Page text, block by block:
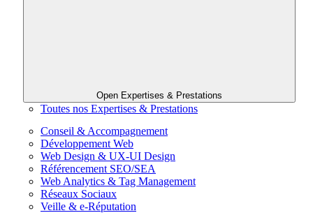
Open Expertises & Prestations
Toutes nos Expertises & Prestations
Conseil & Accompagnement
Développement Web
Web Design & UX-UI Design
Référencement SEO/SEA
Web Analytics & Tag Management
Réseaux Sociaux
Veille & e-Réputation